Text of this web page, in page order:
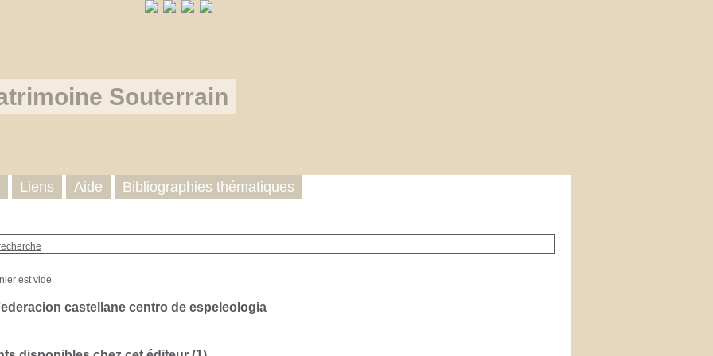
Souterrain
castellane centro de espeleologia
Liens Aide Bibliographies thématiques